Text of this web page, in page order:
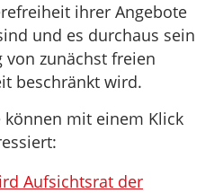
ihrer Angebote
und es durchaus sein
von zunächst freien
beschränkt wird.
können mit einem Klick
Aufsichtsrat der